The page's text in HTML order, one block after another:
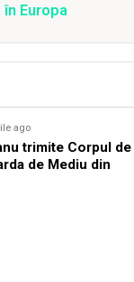
Europa
ago
trimite Corpul de
de Mediu din